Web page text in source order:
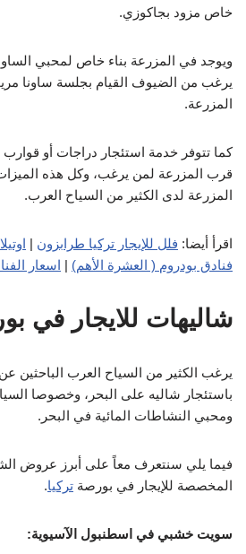
خاص مزود بجاكوزي.
ويوجد في المزرعة بناء خاص لمحبي
يرغب من الضيوف القيام بجلسة ساونا
المزرعة.
كما تتوفر خدمة استئجار دراجات أو
قرب المزرعة لمن يرغب، وكل هذه
المزرعة لدى الكثير من السياح العرب.
اقرأ أيضا: فلل للإيجار تركيا طرابزون |
فنادق بودروم ( العشرة الأهم) | اسعار
شاليهات للايجار في
يرغب الكثير من السياح العرب الباحثين
باستئجار شاليه على البحر، وخصوصا
ومحبي النشاطات المائية في البحر.
فيما يلي سنتعرف معاً على أبرز عروض
المخصصة للإيجار في بورصة تركيا.
سويت خشبي في اسطنبول الآسيوية: